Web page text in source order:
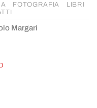
FOTOGRAFIA
LIBRI
Margari